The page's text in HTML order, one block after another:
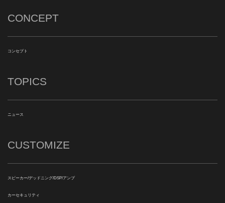
CONCEPT
コンセプト
TOPICS
ニュース
CUSTOMIZE
スピーカー/デッドニング/DSP/アンプ
カーセキュリティ